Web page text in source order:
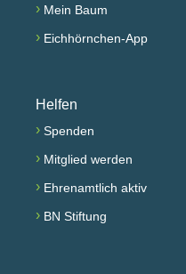
› Mein Baum
› Eichhörnchen-App
Helfen
› Spenden
› Mitglied werden
› Ehrenamtlich aktiv
› BN Stiftung